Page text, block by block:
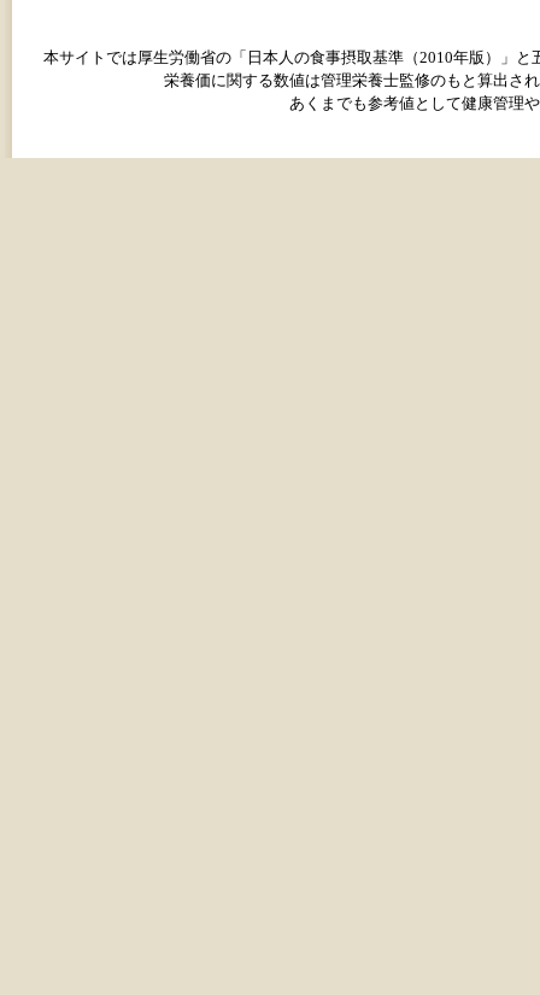
本サイトでは厚生労働省の「日本人の食事摂取基準（2010年版）」
栄養価に関する数値は管理栄養士監修のもと算出さ
あくまでも参考値として健康管理